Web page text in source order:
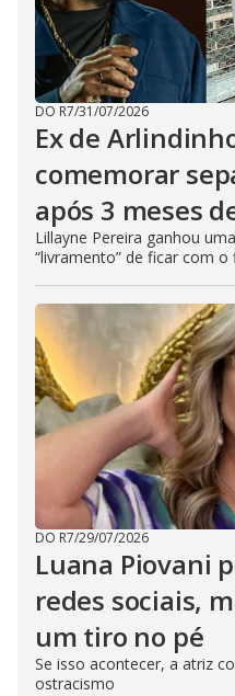
DO R7/31/07/2026
Ex de
comemorar
após 3 meses
Lillayne Pereira ganhou
“livramento” de ficar com
DO R7/29/07/2026
Luana Piovani
redes sociais,
um tiro no pé
Se isso acontecer, a atriz
ostracismo